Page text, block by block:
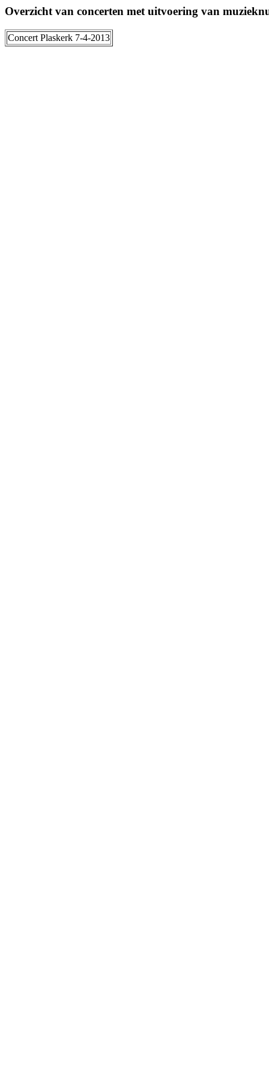
Overzicht van concerten met uitvoering van
Concert Plaskerk 7-4-2013